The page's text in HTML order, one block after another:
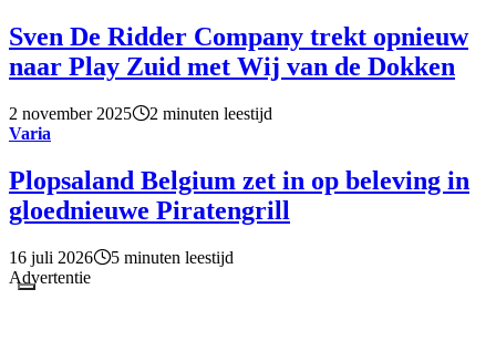
Sven De Ridder Company trekt opnieuw
naar Play Zuid met Wij van de Dokken
2 november 2025
2 minuten leestijd
Varia
Plopsaland Belgium zet in op beleving in
gloednieuwe Piratengrill
16 juli 2026
5 minuten leestijd
Advertentie